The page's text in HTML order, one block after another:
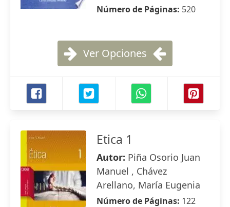
Número de Páginas: 520
Ver Opciones
Etica 1
Autor: Piña Osorio Juan
Manuel , Chávez
Arellano, María Eugenia
Número de Páginas: 122